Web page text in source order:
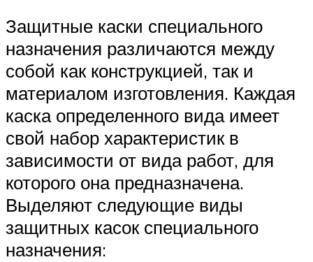
Защитные каски специального
назначения различаются между
собой как конструкцией, так и
материалом изготовления. Каждая
каска определенного вида имеет
свой набор характеристик в
зависимости от вида работ, для
которого она предназначена.
Выделяют следующие виды
защитных касок специального
назначения: